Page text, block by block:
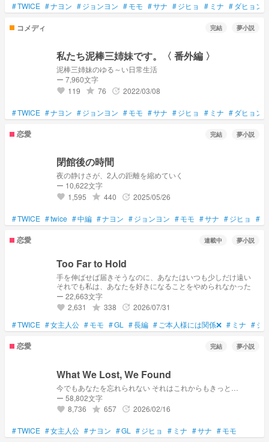
#TWICE #ナヨン #ジョンヨン #モモ #サナ #ジヒョ # ミナ #ダヒョン
コメディ 完結 夢小説
私たち泥棒三姉妹です。〈 番外編 〉
泥棒三姉妹のゆる～い日常生活
ー 7,960文字
favorite 119 grade 76 update 2022/03/08
#TWICE #ナヨン #ジョンヨン #モモ #サナ #ジヒョ # ミナ #ダヒョン
恋愛 完結 夢小説
夜の静けさが、2人の距離を縮めていく
ー 10,622文字
favorite 1,595 grade 440 update 2025/05/26
#TWICE #twice #中編 #ナヨン #ジョンヨン #モモ #サナ #ジヒョ #
恋愛 連載中 夢小説
Too Far to Hold
手を伸ばせば届きそうなのに、あなたはいつも少しだけ遠い
それでも私は、あなたを好きになることをやめられなかった
ー 22,663文字
favorite 2,631 grade 338 update 2026/07/31
#TWICE #女主人公 #モモ #GL #長編 # ご本人様には関係❌ # ミナ #ジ
恋愛 完結 夢小説
What We Lost, We Found
今でもあなたを忘れられない それはこれからもきっと…
ー 58,802文字
favorite 8,736 grade 657 update 2026/02/16
#TWICE #女主人公 #ナヨン #GL #ジヒョ # ミナ #サナ #モモ